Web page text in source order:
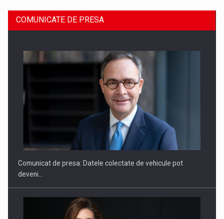
ROOTED IN ROMANIA, BUILT TO DELIVER TECHNOLOGY FOR
COMUNICATE DE PRESA
Comunicat de presa: Datele colectate de vehicule pot
deveni…